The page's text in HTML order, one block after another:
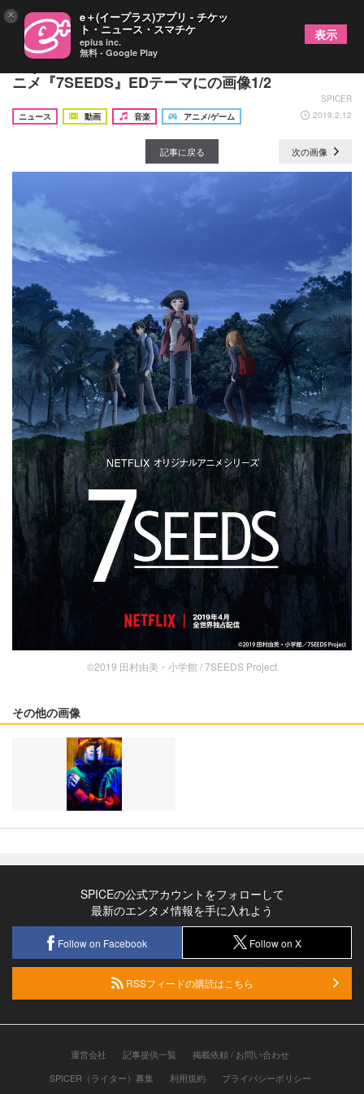
majikoの新曲「WISH」が原作600万部超の注目ア
ニメ『7SEEDS』EDテーマにの画像1/2
SPICER
ニュース
動画 音楽 アニメ/ゲーム 2019.2.12
記事に戻る 次の画像
©2019 田村由美・小学館 / 7SEEDS Project
その他の画像
SPICEの公式アカウントをフォローして
最新のエンタメ情報を手に入れよう
Follow on Facebook Follow on X
RSSフィードの購読はこちら
運営会社 記事提供一覧
掲載依頼 / お問い合わせ
SPICER（ライター）募集
利用規約 プライバシーポリシー
× e＋(イープラス)アプリ - チケッ
ト・ニュース・スマチケ
eplus inc.
無料 - Google Play
表示